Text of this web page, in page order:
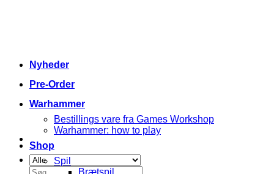
Søg
Nyheder
Pre-Order
Warhammer
Bestillings vare fra Games Workshop
Warhammer: how to play
Shop
Spil
Brætspil